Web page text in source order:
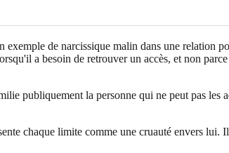
de narcissique malin dans une relation
a besoin de retrouver un accès, et non
publiquement la personne qui ne peut pas les
chaque limite comme une cruauté envers lui.